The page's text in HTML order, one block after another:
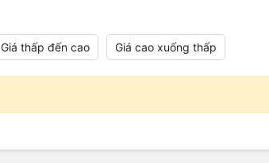
Giá thấp đến cao Giá cao xuống thấp